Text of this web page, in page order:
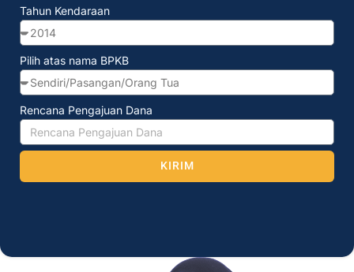
Tahun Kendaraan
Pilih atas nama BPKB
Rencana Pengajuan Dana
KIRIM